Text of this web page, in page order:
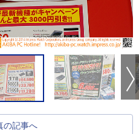
の記事へ